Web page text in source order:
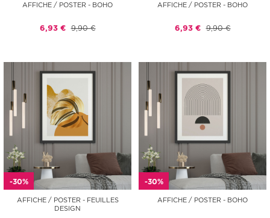
AFFICHE / POSTER - BOHO
6,93 € 9,90 €
AFFICHE / POSTER - BOHO
6,93 € 9,90 €
-30%
AFFICHE / POSTER - FEUILLES
DESIGN
-30%
AFFICHE / POSTER - BOHO